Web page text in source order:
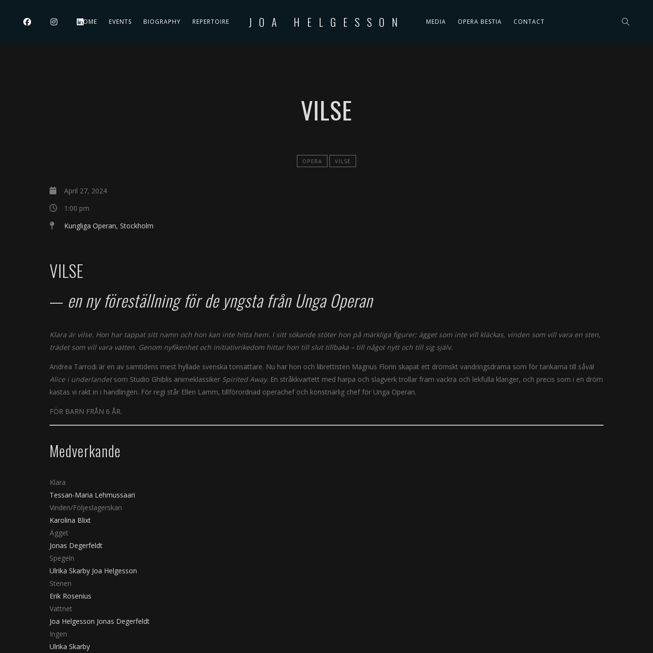
HOME EVENTS BIOGRAPHY REPERTOIRE JOA HELGESSON MEDIA OPERA BESTIA CONTACT
VILSE
OPERA VILSE
April 27, 2024
1:00 pm
Kungliga Operan, Stockholm
VILSE
— en ny föreställning för de yngsta från Unga Operan
Klara är vilse. Hon har tappat sitt namn och hon kan inte hitta hem. I sitt sökande stöter hon på märkliga figurer; ägget som inte vill kläckas, vinden som vill vara en sten,
trädet som vill vara vatten. Genom nyfikenhet och initiativrikedom hittar hon till slut tillbaka – till något nytt och till sig själv.
Andrea Tarrodi är en av samtidens mest hyllade svenska tonsättare. Nu har hon och librettisten Magnus Florin skapat ett drömskt vandringsdrama som för tankarna till såväl
Alice i underlandetsom Studio Ghiblis animeklassiker Spirited Away. En stråkkvartett med harpa och slagverk trollar fram vackra och lekfulla klanger, och precis som i en dröm
kastas vi rakt in i handlingen. För regi står Ellen Lamm, tillförordnad operachef och konstnärlig chef för Unga Operan.
FÖR BARN FRÅN 6 ÅR.
Medverkande
Klara
Tessan-Maria Lehmussaari
Vinden/Följeslagerskan
Karolina Blixt
Ägget
Jonas Degerfeldt
Spegeln
Ulrika Skarby Joa Helgesson
Stenen
Erik Rosenius
Vattnet
Joa Helgesson Jonas Degerfeldt
Ingen
Ulrika Skarby